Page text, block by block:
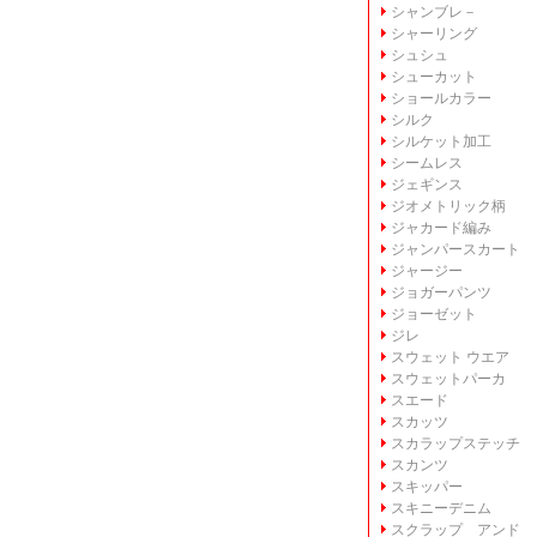
シャンブレ－
シャーリング
シュシュ
シューカット
ショールカラー
シルク
シルケット加工
シームレス
ジェギンス
ジオメトリック柄
ジャカード編み
ジャンパースカート
ジャージー
ジョガーパンツ
ジョーゼット
ジレ
スウェット ウエア
スウェットパーカ
スエード
スカッツ
スカラップステッチ
スカンツ
スキッパー
スキニーデニム
スクラップ アンド